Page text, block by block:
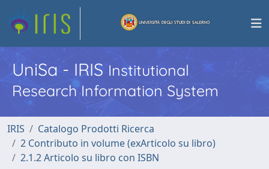
UniSa - IRISInstitutional
Research Information System
IRIS
Catalogo Prodotti Ricerca
2 Contributo in volume (exArticolo su libro)
2.1.2 Articolo su libro con ISBN